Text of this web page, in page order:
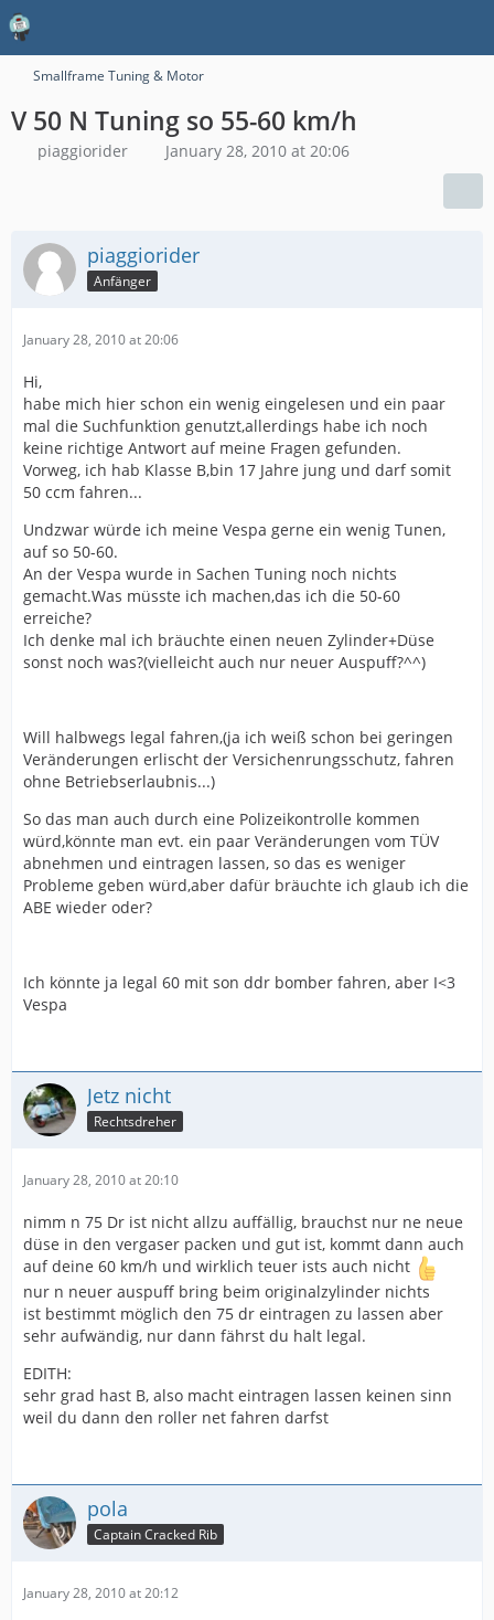
Smallframe Tuning & Motor
V 50 N Tuning so 55-60 km/h
piaggiorider January 28, 2010 at 20:06
piaggiorider
Anfänger
January 28, 2010 at 20:06
Hi,
habe mich hier schon ein wenig eingelesen und ein paar
mal die Suchfunktion genutzt,allerdings habe ich noch
keine richtige Antwort auf meine Fragen gefunden.
Vorweg, ich hab Klasse B,bin 17 Jahre jung und darf somit
50 ccm fahren...
Undzwar würde ich meine Vespa gerne ein wenig Tunen,
auf so 50-60.
An der Vespa wurde in Sachen Tuning noch nichts
gemacht.Was müsste ich machen,das ich die 50-60
erreiche?
Ich denke mal ich bräuchte einen neuen Zylinder+Düse
sonst noch was?(vielleicht auch nur neuer Auspuff?^^)
Will halbwegs legal fahren,(ja ich weiß schon bei geringen
Veränderungen erlischt der Versichenrungsschutz, fahren
ohne Betriebserlaubnis...)
So das man auch durch eine Polizeikontrolle kommen
würd,könnte man evt. ein paar Veränderungen vom TÜV
abnehmen und eintragen lassen, so das es weniger
Probleme geben würd,aber dafür bräuchte ich glaub ich die
ABE wieder oder?
Ich könnte ja legal 60 mit son ddr bomber fahren, aber I<3
Vespa
Jetz nicht
Rechtsdreher
January 28, 2010 at 20:10
nimm n 75 Dr ist nicht allzu auffällig, brauchst nur ne neue
düse in den vergaser packen und gut ist, kommt dann auch
auf deine 60 km/h und wirklich teuer ists auch nicht
nur n neuer auspuff bring beim originalzylinder nichts
ist bestimmt möglich den 75 dr eintragen zu lassen aber
sehr aufwändig, nur dann fährst du halt legal.
EDITH:
sehr grad hast B, also macht eintragen lassen keinen sinn
weil du dann den roller net fahren darfst
pola
Captain Cracked Rib
January 28, 2010 at 20:12